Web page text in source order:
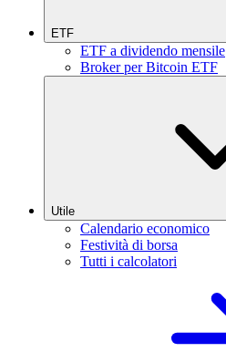
ETF
ETF a dividendo mensile
Broker per Bitcoin ETF
Utile
Calendario economico
Festività di borsa
Tutti i calcolatori